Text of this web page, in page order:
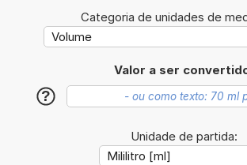
Categoria de unidades de
Valor a ser
?
Unidade de partida: